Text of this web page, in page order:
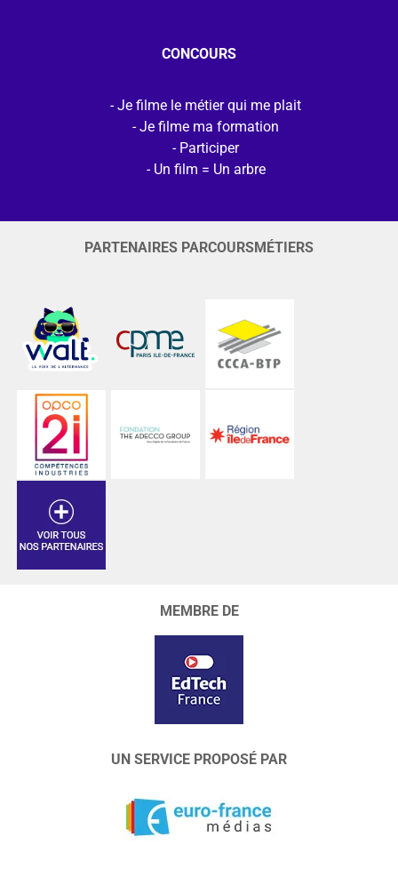
CONCOURS
Je filme le métier qui me plait
Je filme ma formation
Participer
Un film = Un arbre
PARTENAIRES PARCOURSMÉTIERS
MEMBRE DE
UN SERVICE PROPOSÉ PAR